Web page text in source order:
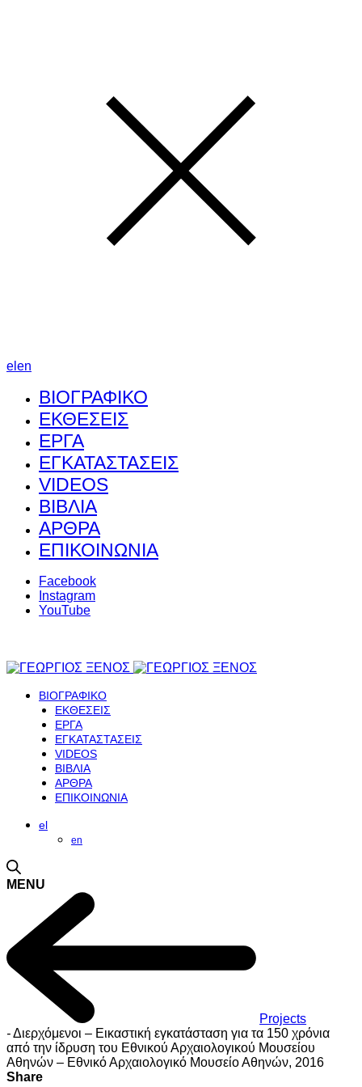
el en
ΒΙΟΓΡΑΦΙΚΟ
ΕΚΘΕΣΕΙΣ
ΕΡΓΑ
ΕΓΚΑΤΑΣΤΑΣΕΙΣ
VIDEOS
ΒΙΒΛΙΑ
ΑΡΘΡΑ
ΕΠΙΚΟΙΝΩΝΙΑ
Facebook
Instagram
YouTube
ΒΙΟΓΡΑΦΙΚΟ
ΕΚΘΕΣΕΙΣ
ΕΡΓΑ
ΕΓΚΑΤΑΣΤΑΣΕΙΣ
VIDEOS
ΒΙΒΛΙΑ
ΑΡΘΡΑ
ΕΠΙΚΟΙΝΩΝΙΑ
el
en
MENU
Projects
-Διερχόμενοι – Εικαστική εγκατάσταση για τα 150 χρόνια
από την ίδρυση του Εθνικού Αρχαιολογικού Μουσείου
Αθηνών – Εθνικό Αρχαιολογικό Μουσείο Αθηνών, 2016
Share